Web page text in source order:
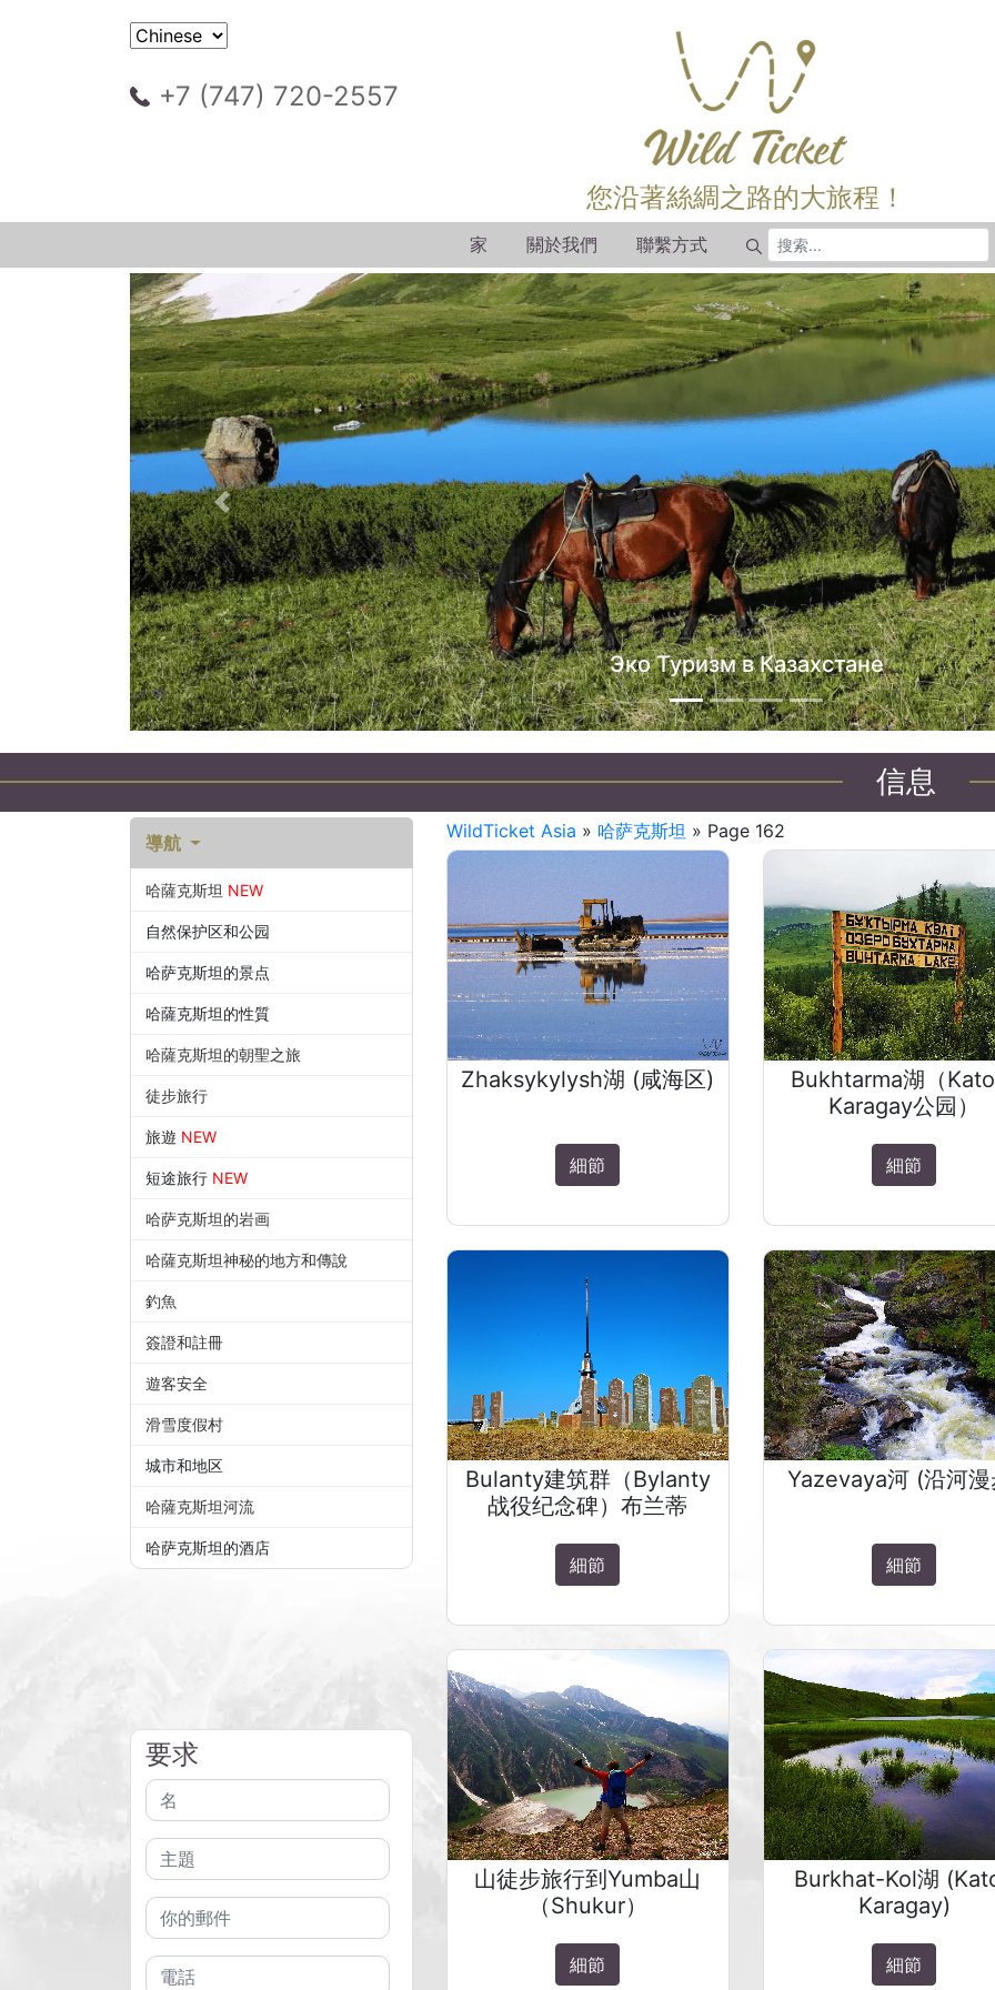
+7 (747) 720-2557
您沿著絲綢之路的大旅程！
家 關於我們 聯繫方式
Эко Туризм в Казахстане
以前的
信息
導航
哈薩克斯坦 NEW
自然保护区和公园
哈萨克斯坦的景点
哈薩克斯坦的性質
哈薩克斯坦的朝聖之旅
徒步旅行
旅遊 NEW
短途旅行 NEW
哈萨克斯坦的岩画
哈薩克斯坦神秘的地方和傳說
釣魚
簽證和註冊
遊客安全
滑雪度假村
城市和地区
哈薩克斯坦河流
哈萨克斯坦的酒店
要求
WildTicket Asia » 哈萨克斯坦 » Page 162
Zhaksykylysh湖 (咸海区)
細節
Bukhtarma湖（
Karagay公园）
細節
Bulanty建筑群（Bylanty
战役纪念碑）布兰蒂
細節
Yazevaya河 (沿河
細節
山徒步旅行到Yumba山
（Shukur）
細節
Burkhat-Kol湖
Karagay)
細節